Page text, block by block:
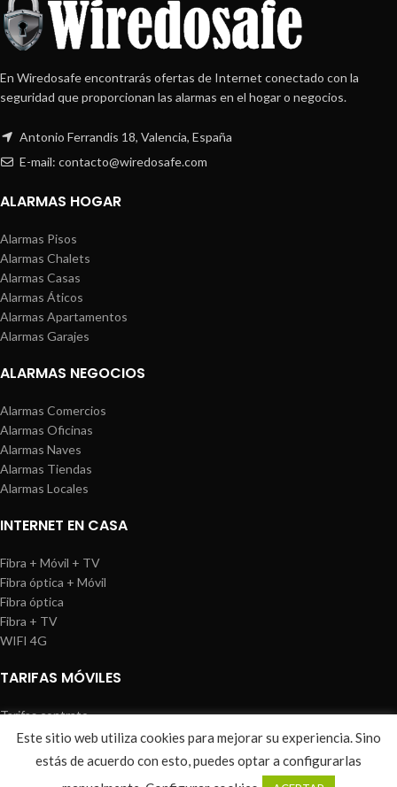
En Wiredosafe encontrarás ofertas de Internet conectado con la
seguridad que proporcionan las alarmas en el hogar o negocios.
Antonio Ferrandis 18, Valencia, España
E-mail: contacto@wiredosafe.com
ALARMAS HOGAR
Alarmas Pisos
Alarmas Chalets
Alarmas Casas
Alarmas Áticos
Alarmas Apartamentos
Alarmas Garajes
ALARMAS NEGOCIOS
Alarmas Comercios
Alarmas Oficinas
Alarmas Naves
Alarmas Tiendas
Alarmas Locales
INTERNET EN CASA
Fibra + Móvil + TV
Fibra óptica + Móvil
Fibra óptica
Fibra + TV
WIFI 4G
TARIFAS MÓVILES
Tarifas contrato
Tarifas prepago
WIREDOSAFE Aviso Legal Política de Cookies |Sitemap
Este sitio web utiliza cookies para mejorar su experiencia. Sino
estás de acuerdo con esto, puedes optar a configurarlas